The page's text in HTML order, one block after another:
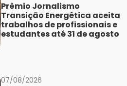
Prêmio Jornalismo
Transição Energética aceita
trabalhos de profissionais e
estudantes até 31 de agosto
07/08/2026